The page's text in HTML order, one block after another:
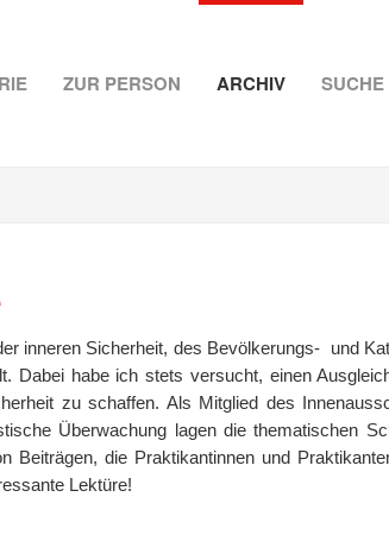
ZUR PERSON ARCHIV SUCHE
inneren Sicherheit, des Bevölkerungs- und
Dabei habe ich stets versucht, einen
zu schaffen. Als Mitglied des
Überwachung lagen die thematischen
Beiträgen, die Praktikantinnen und
Lektüre!